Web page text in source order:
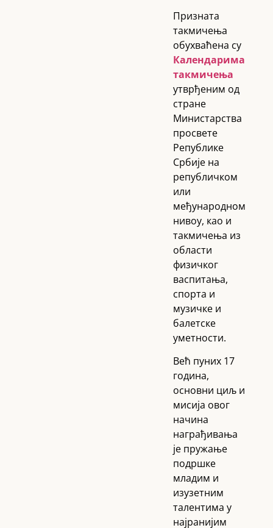
Призната
такмичења
обухваћена су
Календарима
такмичења
утврђеним од
стране
Министарства
просвете
Републике
Србије на
републичком
или
међународном
нивоу, као и
такмичења из
области
физичког
васпитања,
спорта и
музичке и
балетске
уметности.
Већ пуних 17
година,
основни циљ и
мисија овог
начина
награђивања
је пружање
подршке
младим и
изузетним
талентима у
најранијим